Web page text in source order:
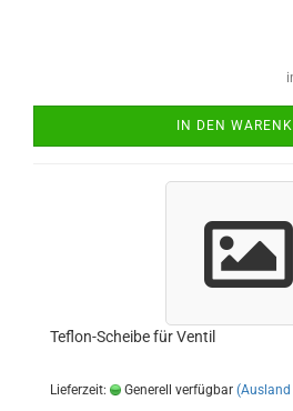
IN DEN
Teflon-Scheibe für Ventil
Lieferzeit: Generell verfügbar